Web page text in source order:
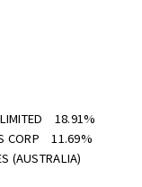
LIMITED 18.91%
CORP 11.69%
(AUSTRALIA)